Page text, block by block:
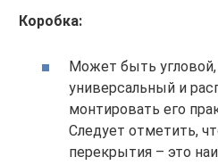
Коробка:
Может быть
универсальный и
монтировать его
Следует отметить,
перекрытия – это